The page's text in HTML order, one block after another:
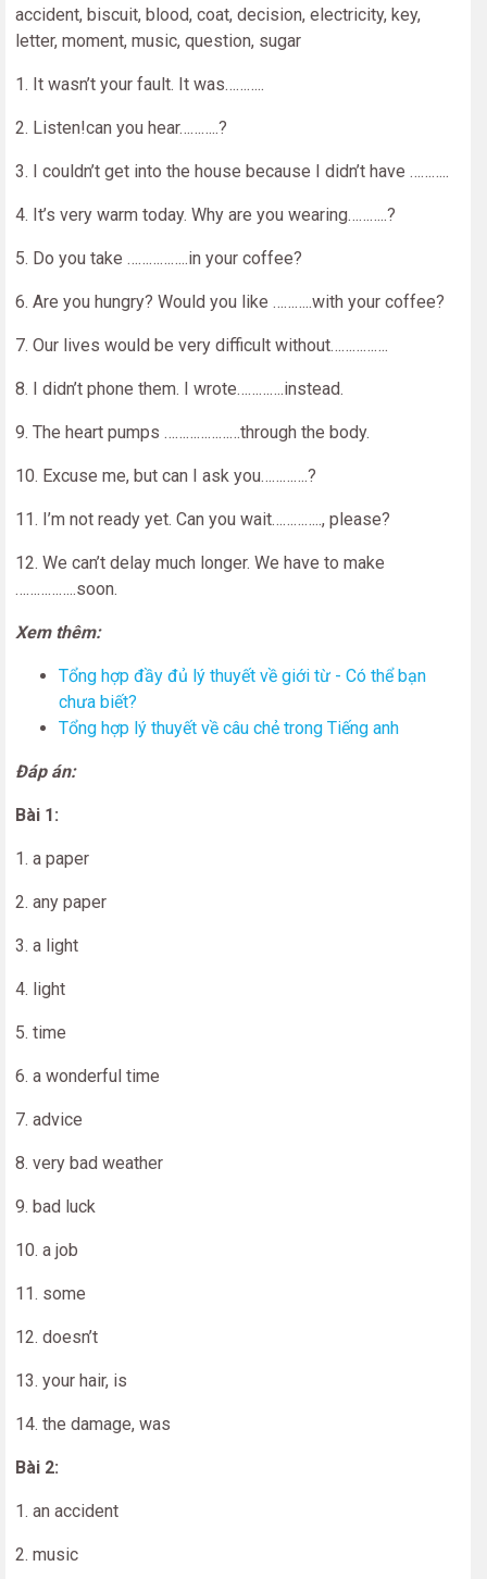
accident, biscuit, blood, coat, decision, electricity, key,
letter, moment, music, question, sugar
1. It wasn’t your fault. It was………..
2. Listen!can you hear………..?
3. I couldn’t get into the house because I didn’t have ………..
4. It’s very warm today. Why are you wearing………..?
5. Do you take ……………..in your coffee?
6. Are you hungry? Would you like ………..with your coffee?
7. Our lives would be very difficult without…………….
8. I didn’t phone them. I wrote………….instead.
9. The heart pumps …………………through the body.
10. Excuse me, but can I ask you………….?
11. I’m not ready yet. Can you wait………….., please?
12. We can’t delay much longer. We have to make
……………..soon.
Xem thêm:
Tổng hợp đầy đủ lý thuyết về giới từ - Có thể bạn
chưa biết?
Tổng hợp lý thuyết về câu chẻ trong Tiếng anh
Đáp án:
Bài 1:
1. a paper
2. any paper
3. a light
4. light
5. time
6. a wonderful time
7. advice
8. very bad weather
9. bad luck
10. a job
11. some
12. doesn’t
13. your hair, is
14. the damage, was
Bài 2:
1. an accident
2. music